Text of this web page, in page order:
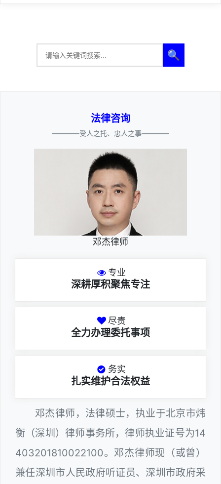
🔍
法律咨询
————受人之托、忠人之事————
邓杰律师
专业
深耕厚积聚焦专注
尽责
全力办理委托事项
务实
扎实维护合法权益
邓杰律师，法律硕士，执业于北京市炜
衡（深圳）律师事务所，律师执业证号为14
403201810022100。邓杰律师现（或曾）
兼任深圳市人民政府听证员、深圳市政府采